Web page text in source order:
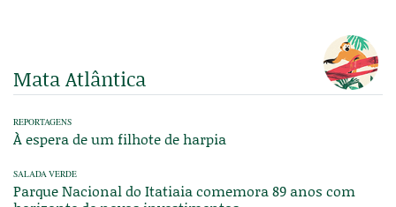
Mata Atlântica
REPORTAGENS
À espera de um filhote de harpia
SALADA VERDE
Parque Nacional do Itatiaia comemora 89 anos com